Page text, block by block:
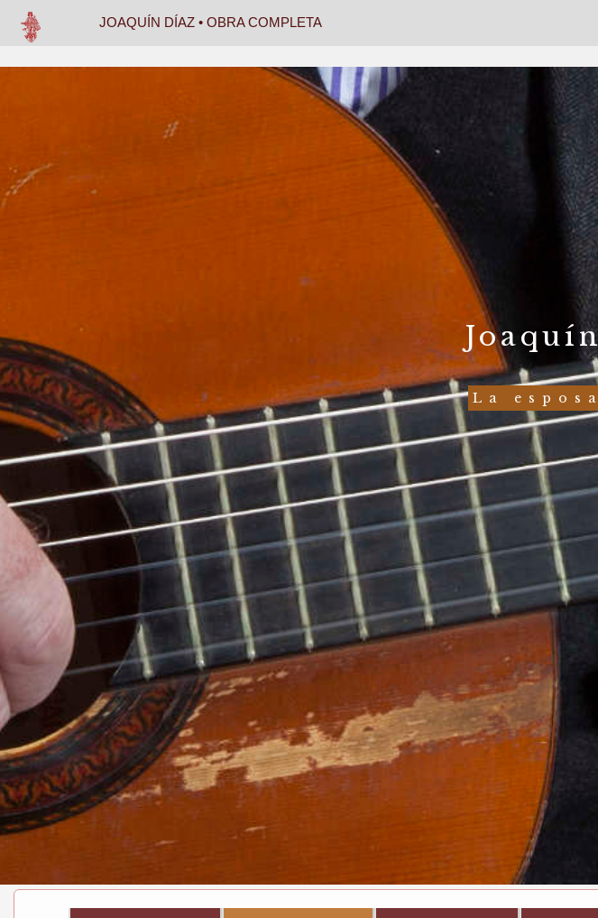
JOAQUÍN DÍAZ • OBRA COMPLETA
La